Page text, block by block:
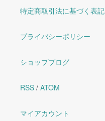
特定商取引法に基づく表記
プライバシーポリシー
ショップブログ
RSS / ATOM
マイアカウント